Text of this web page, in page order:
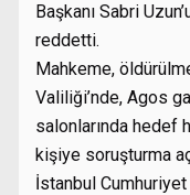
Başkanı Sabri
reddetti.
Mahkeme,
Valiliği’nde, Agos
salonlarında hedef
kişiye soruşturma
İstanbul Cumhuriyet